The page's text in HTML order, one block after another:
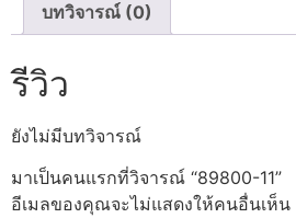
บทวิจารณ์ (0)
รีวิว
ยังไม่มีบทวิจารณ์
มาเป็นคนแรกที่วิจารณ์ “89800-11”
อีเมลของคุณจะไม่แสดงให้คนอื่นเห็น